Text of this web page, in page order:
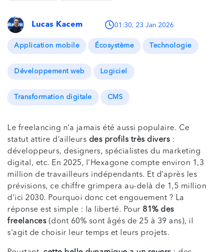
Lucas Kacem 01:30, 23 Jan 2026
Application mobile Écosystème Technologie
Développement web Logiciel
Transformation digitale CMS
Le freelancing n’a jamais été aussi populaire. Ce
statut attire d’ailleurs des profils très divers :
développeurs, designers, spécialistes du marketing
digital, etc. En 2025, l’Hexagone compte environ 1,3
million de travailleurs indépendants. Et d’après les
prévisions, ce chiffre grimpera au-delà de 1,5 million
d’ici 2030. Pourquoi donc cet engouement ? La
réponse est simple : la liberté. Pour 81% des
freelances (dont 60% sont âgés de 25 à 39 ans), il
s’agit de choisir leur temps et leurs projets.